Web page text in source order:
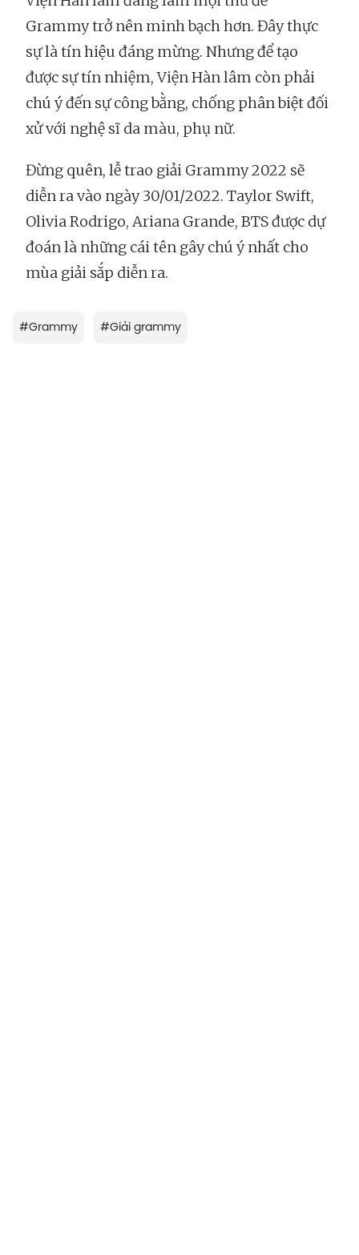
Grammy trở nên minh bạch hơn. Đây thực
sự là tín hiệu đáng mừng. Nhưng để tạo
được sự tín nhiệm, Viện Hàn lâm còn phải
chú ý đến sự công bằng, chống phân biệt đối
xử với nghệ sĩ da màu, phụ nữ.
Đừng quên, lễ trao giải Grammy 2022 sẽ
diễn ra vào ngày 30/01/2022. Taylor Swift,
Olivia Rodrigo, Ariana Grande, BTS được dự
đoán là những cái tên gây chú ý nhất cho
mùa giải sắp diễn ra.
#Grammy #Giải grammy